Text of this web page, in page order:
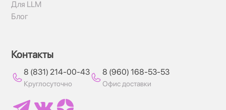
Для LLM
Блог
Контакты
8 (831) 214-00-43
Круглосуточно
8 (960) 168-53-53
Офис доставки